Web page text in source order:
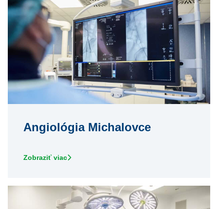
Angiológia Michalovce
Zobraziť viac